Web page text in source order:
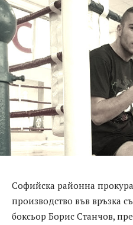
Софийска районна
производство във връзка
боксьор Борис Станчов,